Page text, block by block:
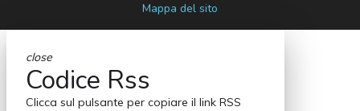
Mappa del sito
close
Codice Rss
Clicca sul pulsante per copiare il link RSS